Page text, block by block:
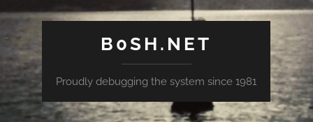
B0SH.NET
Proudly debugging the system since 1981